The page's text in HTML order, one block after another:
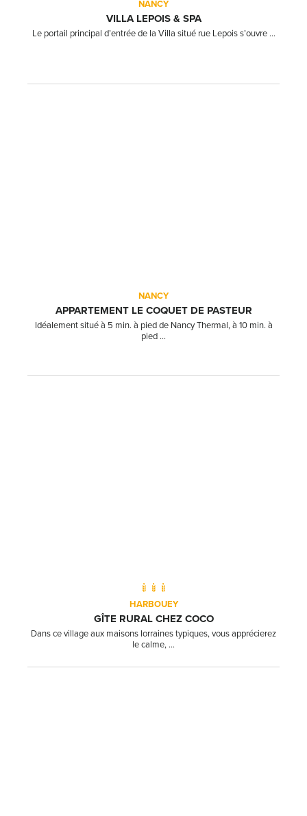
NANCY
VILLA LEPOIS & SPA
Le portail principal d’entrée de la Villa situé rue Lepois s’ouvre ...
NANCY
APPARTEMENT LE COQUET DE PASTEUR
Idéalement situé à 5 min. à pied de Nancy Thermal, à 10 min. à
pied ...
HARBOUEY
GÎTE RURAL CHEZ COCO
Dans ce village aux maisons lorraines typiques, vous apprécierez
le calme, ...